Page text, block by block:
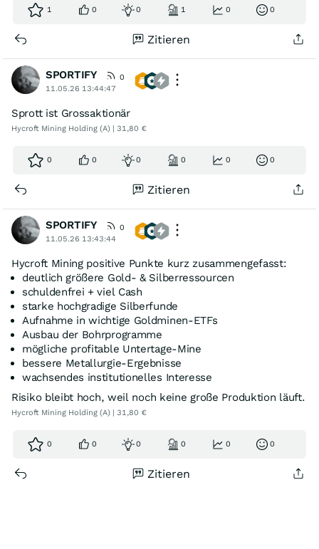
1 0 0 1 0 0
Zitieren
SPORTIFY
0
11.05.26 13:44:47
Sprott ist Grossaktionär
Hycroft Mining Holding (A) | 31,80 €
0 0 0 0 0 0
Zitieren
SPORTIFY
0
11.05.26 13:43:44
Hycroft Mining positive Punkte kurz zusammengefasst:
deutlich größere Gold- & Silberressourcen
schuldenfrei + viel Cash
starke hochgradige Silberfunde
Aufnahme in wichtige Goldminen-ETFs
Ausbau der Bohrprogramme
mögliche profitable Untertage-Mine
bessere Metallurgie-Ergebnisse
wachsendes institutionelles Interesse
Risiko bleibt hoch, weil noch keine große Produktion läuft.
Hycroft Mining Holding (A) | 31,80 €
0 0 0 0 0 0
Zitieren